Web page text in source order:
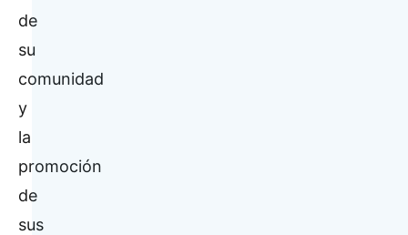
de
su
comunidad
y
la
promoción
de
sus